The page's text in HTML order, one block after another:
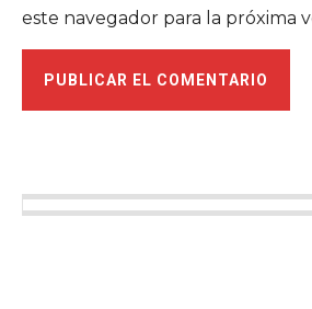
este navegador para la próxima